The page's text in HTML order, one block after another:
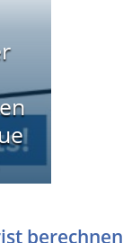
berechnen